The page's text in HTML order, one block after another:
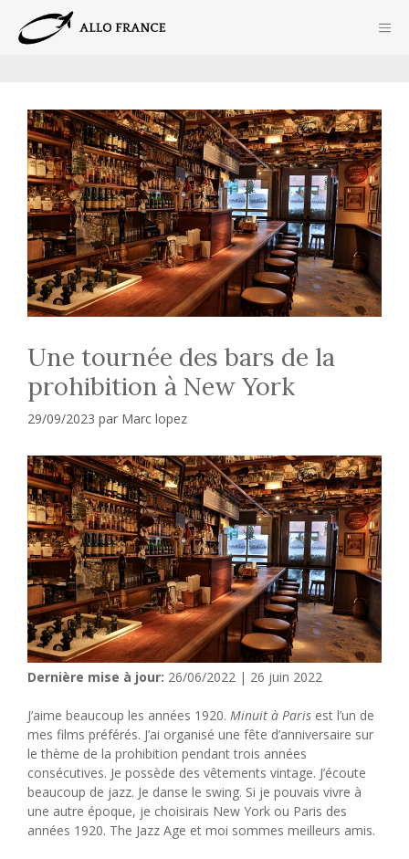
contenu
Une tournée des bars de la
prohibition à New York
29/09/2023 par Marc lopez
Dernière mise à jour: 26/06/2022 | 26 juin 2022
J’aime beaucoup les années 1920. Minuit à Paris est l’un de
mes films préférés. J’ai organisé une fête d’anniversaire sur
le thème de la prohibition pendant trois années
consécutives. Je possède des vêtements vintage. J’écoute
beaucoup de jazz. Je danse le swing. Si je pouvais vivre à
une autre époque, je choisirais New York ou Paris des
années 1920. The Jazz Age et moi sommes meilleurs amis.